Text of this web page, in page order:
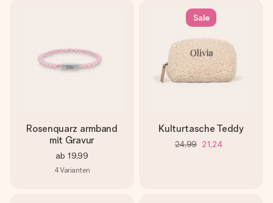
Rosenquarz armband
mit Gravur
ab 19,99
4Varianten
Sale
Kulturtasche Teddy
24,99 21,24